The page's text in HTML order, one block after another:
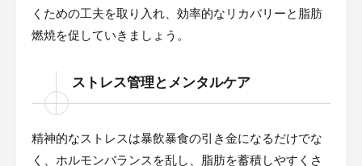
くための工夫を取り入れ、効率的なリカバリーと脂肪
燃焼を促していきましょう。
ストレス管理とメンタルケア
精神的なストレスは暴飲暴食の引き金になるだけでな
く、ホルモンバランスを乱し、脂肪を蓄積しやすくさ